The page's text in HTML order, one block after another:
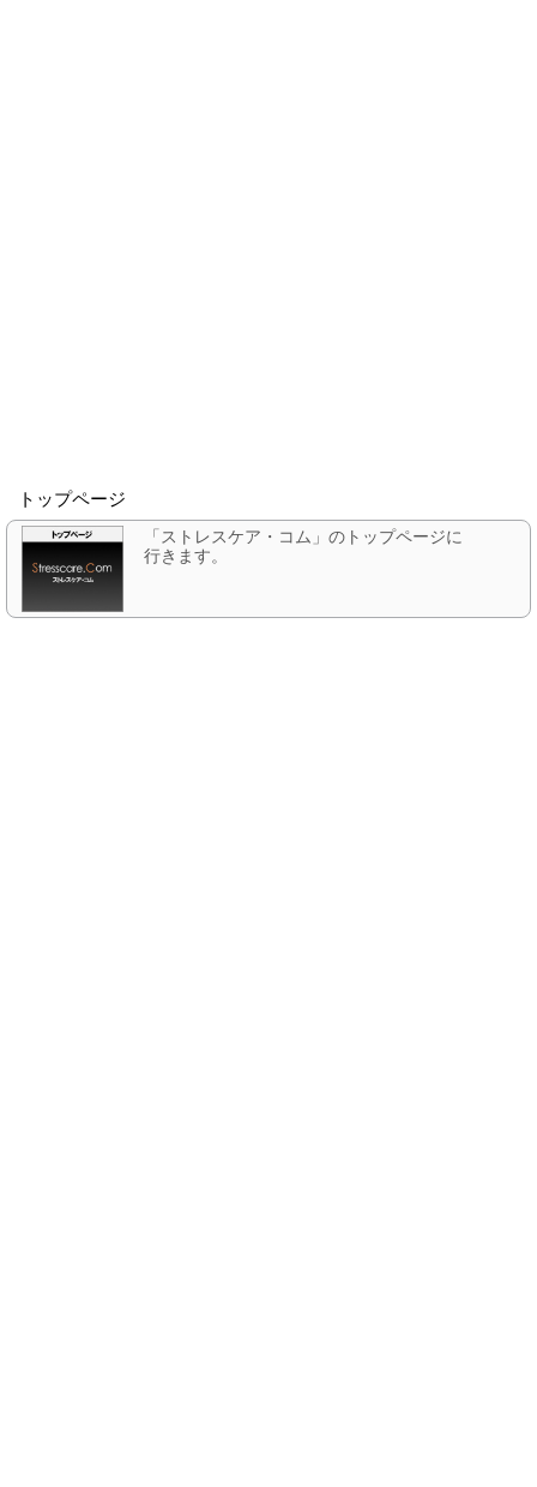
トップページ
「ストレスケア・コム」のトップページに
行きます。